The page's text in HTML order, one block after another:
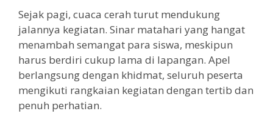
Sejak pagi, cuaca cerah turut mendukung
jalannya kegiatan. Sinar matahari yang hangat
menambah semangat para siswa, meskipun
harus berdiri cukup lama di lapangan. Apel
berlangsung dengan khidmat, seluruh peserta
mengikuti rangkaian kegiatan dengan tertib dan
penuh perhatian.